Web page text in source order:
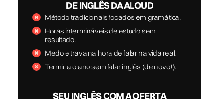
DE INGLÊS DA ALOUD
Método tradicionais focados em gramática.
Horas intermináveis de estudo sem
resultado.
Medo e trava na hora de falar na vida real.
Termina o ano sem falar inglês (de novo!).
SEU INGLÊS COM A OFERTA